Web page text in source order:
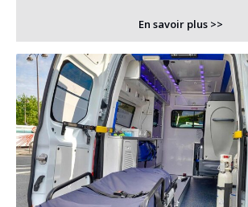
En savoir plus >>